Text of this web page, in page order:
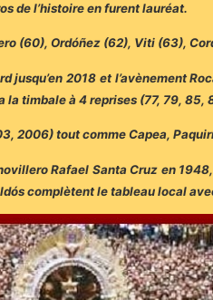
de l’histoire en furent lauréat.
(60), Ordóñez (62), Viti (63),
2018 et l’avènement
la timbale à 4 reprises (77, 79, 85,
2006) tout comme Capea,
Rafael Santa Cruz en
complètent le tableau local